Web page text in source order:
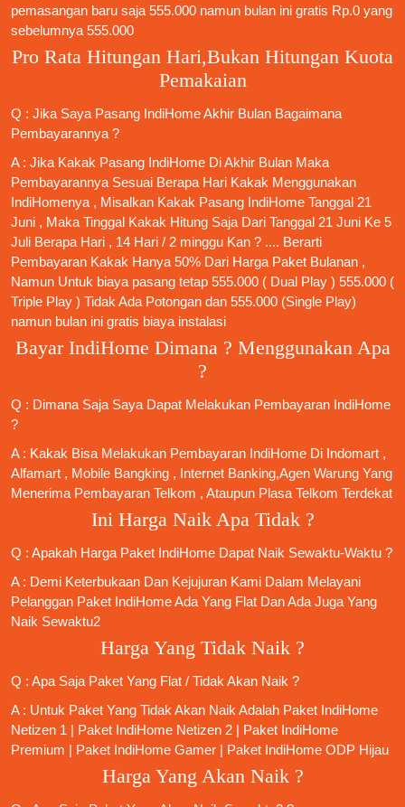
pemasangan baru saja 555.000 namun bulan ini gratis Rp.0 yang
sebelumnya 555.000
Pro Rata Hitungan Hari,Bukan Hitungan Kuota
Pemakaian
Q : Jika Saya Pasang IndiHomeAkhir Bulan Bagaimana
Pembayarannya ?
A : Jika Kakak Pasang IndiHome Di Akhir Bulan Maka
Pembayarannya Sesuai Berapa Hari Kakak Menggunakan
IndiHomenya , Misalkan Kakak Pasang IndiHome Tanggal 21
Juni , Maka Tinggal Kakak Hitung Saja Dari Tanggal 21 Juni Ke 5
Juli Berapa Hari , 14 Hari / 2 minggu Kan ? .... Berarti
Pembayaran Kakak Hanya 50% Dari Harga Paket Bulanan ,
Namun Untuk biaya pasang tetap 555.000 ( Dual Play ) 555.000 (
Triple Play ) Tidak Ada Potongan dan 555.000 (Single Play)
namun bulan ini gratis biaya instalasi
Bayar IndiHome Dimana ? Menggunakan Apa
?
Q : Dimana Saja Saya Dapat Melakukan Pembayaran IndiHome
?
A : Kakak Bisa Melakukan Pembayaran IndiHome Di Indomart ,
Alfamart , Mobile Bangking , Internet Banking,Agen Warung Yang
Menerima Pembayaran Telkom , Ataupun Plasa Telkom Terdekat
Ini Harga Naik Apa Tidak ?
Q : Apakah Harga Paket IndiHome Dapat Naik Sewaktu-Waktu ?
A : Demi Keterbukaan Dan Kejujuran Kami Dalam Melayani
Pelanggan Paket IndiHome Ada Yang Flat Dan Ada Juga Yang
Naik Sewaktu2
Harga Yang Tidak Naik ?
Q : Apa Saja Paket Yang Flat / Tidak Akan Naik ?
A : Untuk Paket Yang Tidak Akan Naik Adalah Paket IndiHome
Netizen 1 | Paket IndiHome Netizen 2 | Paket IndiHome
Premium | Paket IndiHome Gamer | Paket IndiHome ODP Hijau
Harga Yang Akan Naik ?